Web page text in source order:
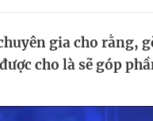
đẹp gia cho rằng,
cho là sẽ góp